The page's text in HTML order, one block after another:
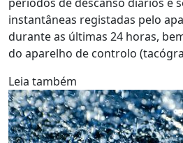
instantâneas registadas pelo
durante as últimas 24 horas,
do aparelho de controlo
Leia também